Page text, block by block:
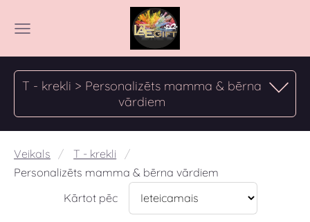
T - krekli > Personalizēts mamma & bērna
vārdiem
Veikals
T - krekli
Personalizēts mamma & bērna vārdiem
Kārtot pēc